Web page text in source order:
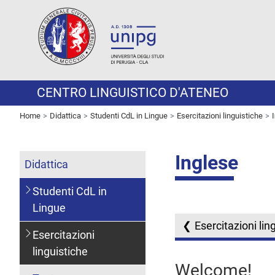
CENTRO LINGUISTICO D'ATENEO
Home Didattica Studenti CdL in Lingue Esercitazioni linguistiche
Inglese
Esercitazioni
Welcome!
Didattica
Studenti CdL in
Lingue
Esercitazioni
linguistiche